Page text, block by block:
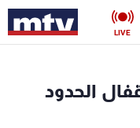
LIVE
الحدود